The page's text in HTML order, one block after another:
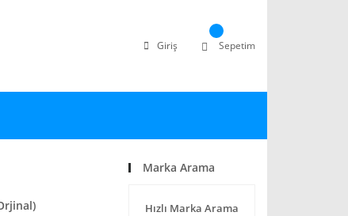
Giriş Sepetim
Marka Arama
Hızlı Marka Arama